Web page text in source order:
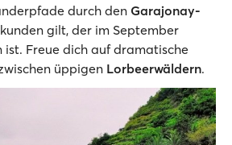
durch den Garajonay-
gilt, der im September
Freue dich auf dramatische
üppigen Lorbeerwäldern.